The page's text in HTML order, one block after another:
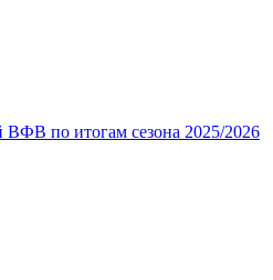
ВФВ по итогам сезона 2025/2026